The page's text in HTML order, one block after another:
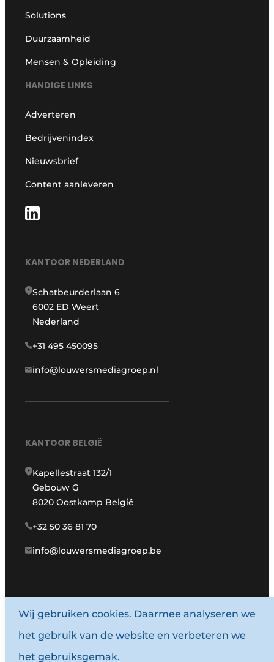
Solutions
Duurzaamheid
Mensen & Opleiding
HANDIGE LINKS
Adverteren
Bedrijvenindex
Nieuwsbrief
Content aanleveren
KANTOOR NEDERLAND
Schatbeurderlaan 6
6002 ED Weert
Nederland
+31 495 450095
info@louwersmediagroep.nl
KANTOOR BELGIË
Kapellestraat 132/1
Gebouw G
8020 Oostkamp België
+32 50 36 81 70
info@louwersmediagroep.be
www.louwersmediagroep.com
© 1987 - 2026 Louwersmediagroep.
Algemene voorwaarden
Wij gebruiken cookies. Daarmee analyseren we
het gebruik van de website en verbeteren we
het gebruiksgemak.